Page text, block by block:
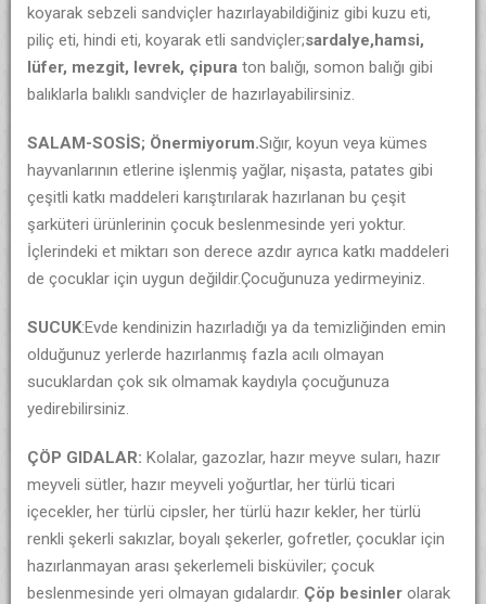
koyarak sebzeli sandviçler hazırlayabildiğiniz gibi kuzu eti,
piliç eti, hindi eti, koyarak etli sandviçler;sardalye,hamsi,
lüfer, mezgit, levrek, çipura ton balığı, somon balığı gibi
balıklarla balıklı sandviçler de hazırlayabilirsiniz.
SALAM-SOSİS; Önermiyorum.Sığır, koyun veya kümes
hayvanlarının etlerine işlenmiş yağlar, nişasta, patates gibi
çeşitli katkı maddeleri karıştırılarak hazırlanan bu çeşit
şarküteri ürünlerinin çocuk beslenmesinde yeri yoktur.
İçlerindeki et miktarı son derece azdır ayrıca katkı maddeleri
de çocuklar için uygun değildir.Çocuğunuza yedirmeyiniz.
SUCUK:Evde kendinizin hazırladığı ya da temizliğinden emin
olduğunuz yerlerde hazırlanmış fazla acılı olmayan
sucuklardan çok sık olmamak kaydıyla çocuğunuza
yedirebilirsiniz.
ÇÖP GIDALAR: Kolalar, gazozlar, hazır meyve suları, hazır
meyveli sütler, hazır meyveli yoğurtlar, her türlü ticari
içecekler, her türlü cipsler, her türlü hazır kekler, her türlü
renkli şekerli sakızlar, boyalı şekerler, gofretler, çocuklar için
hazırlanmayan arası şekerlemeli bisküviler; çocuk
beslenmesinde yeri olmayan gıdalardır. Çöp besinler olarak